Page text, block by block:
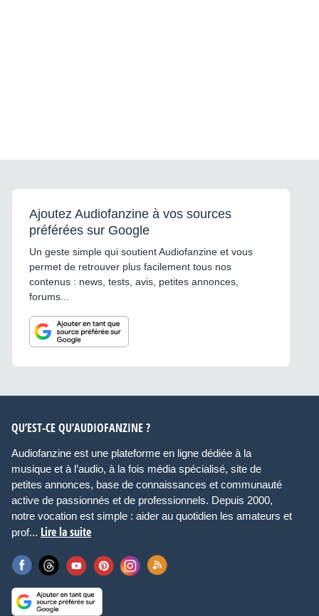
Ajoutez Audiofanzine à vos sources
préférées sur Google
Un geste simple qui soutient Audiofanzine et vous
permet de retrouver plus facilement tous nos
contenus : news, tests, avis, petites annonces,
forums...
QU’EST-CE QU’AUDIOFANZINE ?
Audiofanzine est une plateforme en ligne dédiée à la
musique et à l’audio, à la fois média spécialisé, site de
petites annonces, base de connaissances et communauté
active de passionnés et de professionnels. Depuis 2000,
notre vocation est simple : aider au quotidien les amateurs et
prof... Lire la suite